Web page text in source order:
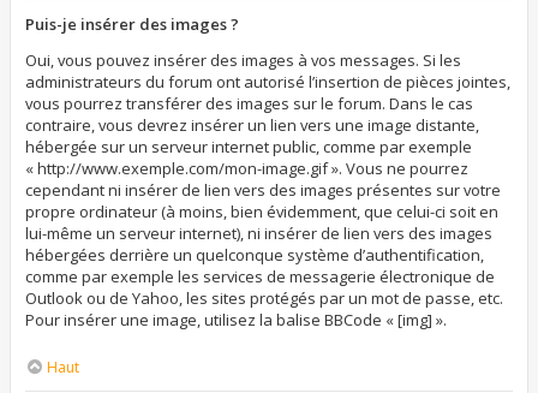
Puis-je insérer des images ?
Oui, vous pouvez insérer des images à vos messages. Si les
administrateurs du forum ont autorisé l’insertion de pièces jointes,
vous pourrez transférer des images sur le forum. Dans le cas
contraire, vous devrez insérer un lien vers une image distante,
hébergée sur un serveur internet public, comme par exemple
« http://www.exemple.com/mon-image.gif ». Vous ne pourrez
cependant ni insérer de lien vers des images présentes sur votre
propre ordinateur (à moins, bien évidemment, que celui-ci soit en
lui-même un serveur internet), ni insérer de lien vers des images
hébergées derrière un quelconque système d’authentification,
comme par exemple les services de messagerie électronique de
Outlook ou de Yahoo, les sites protégés par un mot de passe, etc.
Pour insérer une image, utilisez la balise BBCode « [img] ».
Haut